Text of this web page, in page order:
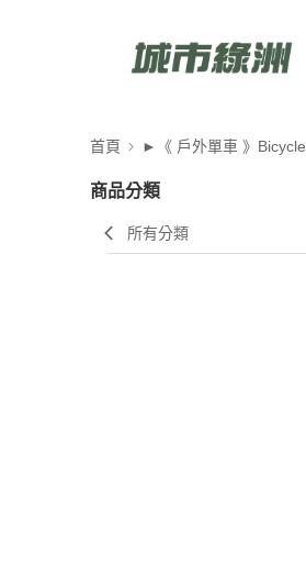
首頁 ►《 戶外單車 》Bicycle
商品分類
所有分類